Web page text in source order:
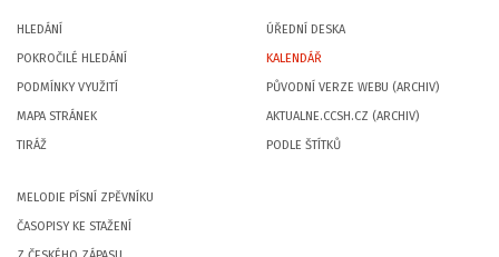
HLEDÁNÍ
POKROČILÉ HLEDÁNÍ
PODMÍNKY VYUŽITÍ
MAPA STRÁNEK
TIRÁŽ
ÚŘEDNÍ DESKA
KALENDÁŘ
PŮVODNÍ VERZE WEBU (ARCHIV)
AKTUALNE.CCSH.CZ (ARCHIV)
PODLE ŠTÍTKŮ
MELODIE PÍSNÍ ZPĚVNÍKU
ČASOPISY KE STAŽENÍ